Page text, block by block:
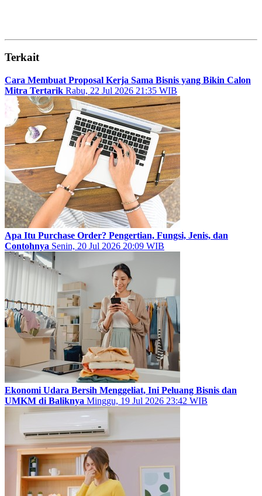
Terkait
Cara Membuat Proposal Kerja Sama Bisnis yang Bikin Calon
Mitra Tertarik Rabu, 22 Jul 2026 21:35 WIB
Apa Itu Purchase Order? Pengertian, Fungsi, Jenis, dan
Contohnya Senin, 20 Jul 2026 20:09 WIB
Ekonomi Udara Bersih Menggeliat, Ini Peluang Bisnis dan
UMKM di Baliknya Minggu, 19 Jul 2026 23:42 WIB